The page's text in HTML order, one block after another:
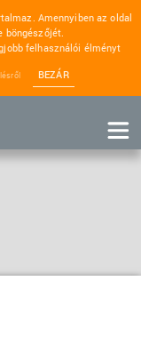
Amennyiben az oldal
böngészőjét.
felhasználói élményt
BEZÁR